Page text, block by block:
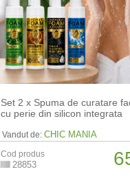
Set 2 x Spuma de curatare
cu perie din silicon integrata
Vandut de: CHIC MANIA
Cod produs
28853